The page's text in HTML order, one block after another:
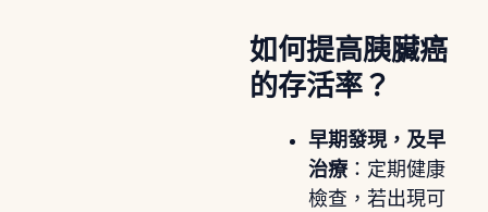
如何提高胰臟癌
的存活率？
早期發現，及早
治療：定期健康
檢查，若出現可